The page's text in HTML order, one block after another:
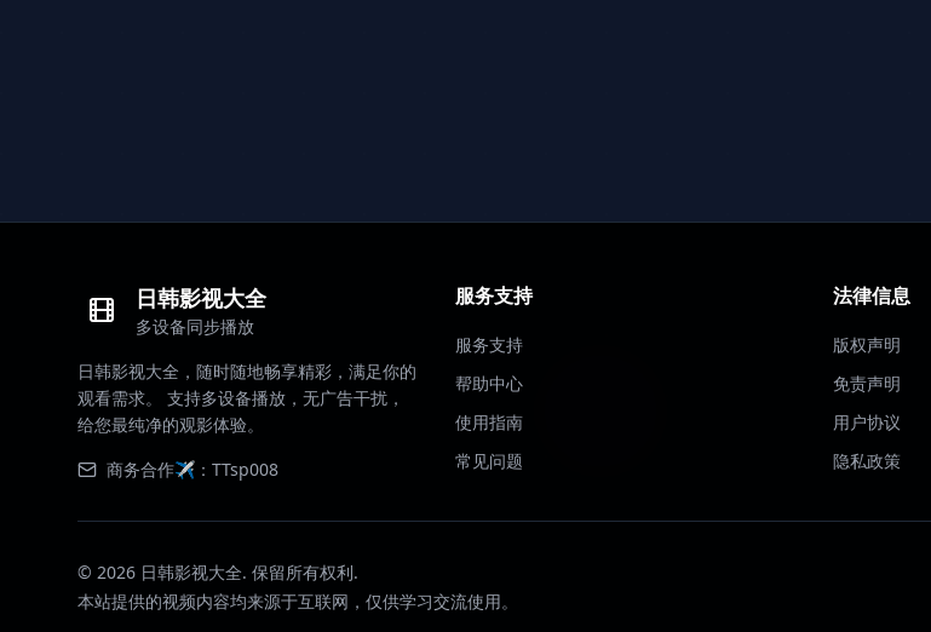
日韩影视大全
多设备同步播放
日韩影视大全，随时随地畅享精彩，满足你的
观看需求。 支持多设备播放，无广告干扰，
给您最纯净的观影体验。
商务合作✈️：TTsp008
服务支持
服务支持
帮助中心
使用指南
常见问题
法律信息
版权声明
免责声明
用户协议
隐私政策
© 2026 日韩影视大全. 保留所有权利.
本站提供的视频内容均来源于互联网，仅供学习交流使用。